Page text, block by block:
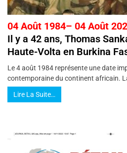
04 Août 1984– 04 Août
Il y a 42 ans, Thomas
Haute-Volta en Burkina
Le 4 août 1984 représente une date
contemporaine du continent africain.
Lire La Suite…